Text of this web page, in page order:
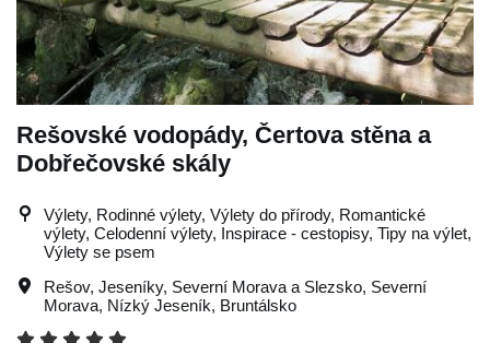
Rešovské vodopády, Čertova stěna a
Dobřečovské skály
Výlety, Rodinné výlety, Výlety do přírody, Romantické
výlety, Celodenní výlety, Inspirace - cestopisy, Tipy na výlet,
Výlety se psem
Rešov, Jeseníky, Severní Morava a Slezsko, Severní
Morava, Nízký Jeseník, Bruntálsko